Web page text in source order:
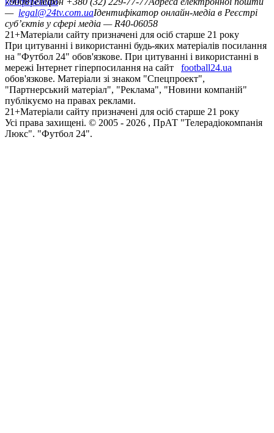
— legal@24tv.com.uaІдентифікатор онлайн-медіа в Реєстрі
суб’єктів у сфері медіа — R40-06058
21+Матеріали сайту призначені для осіб старше 21 року
При цитуванні і використанні будь-яких матеріалів посилання
на "Футбол 24" обов'язкове. При цитуванні і використанні в
мережі Інтернет гіперпосилання на сайт
football24.ua
обов'язкове. Матеріали зі знаком "Спецпроект",
"Партнерський матеріал", "Реклама", "Новини компаній"
публікуємо на правах реклами.
21+Матеріали сайту призначені для осіб старше 21 року
Усi права захищенi. © 2005 - 2026 , ПрАТ "Телерадіокомпанія
Люкс". "Футбол 24".